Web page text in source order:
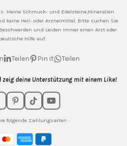
MeineSchmuck- und Edelsteine,Mineralien
keine Heil- oder Arzneimittel. Bitte suchen Sie
und Leiden immer einen Arzt oder
Hilfe auf.
Teilen Pin it Teilen
zeig deine Unterstützung mit einem Like!
P
i
n
e
r
T
i
k
o
k
Y
o
u
u
b
folgende Zahlungsarten :